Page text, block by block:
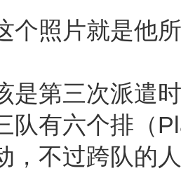
就是他所在
是第三次派遣
队有六个排（
，不过跨队的